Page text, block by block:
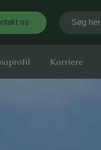
os Søg her
Karriere